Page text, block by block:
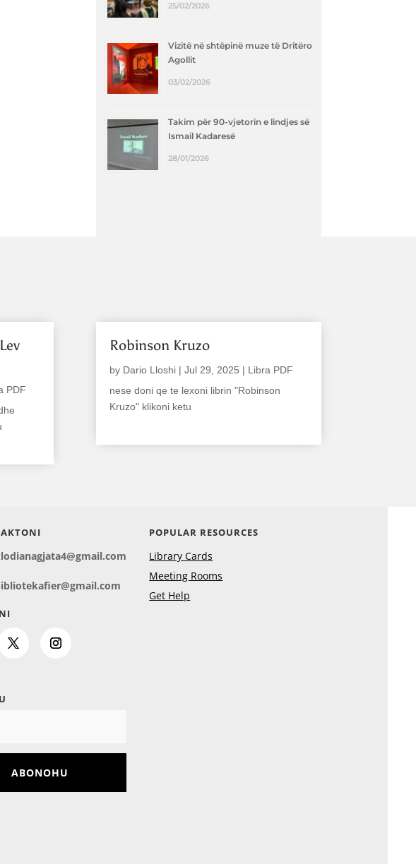
25/02/2026
Vizitë në shtëpinë muze të Dritëro
Agollit
03/02/2026
Takim për 90-vjetorin e lindjes së
Ismail Kadaresë
28/01/2026
PDF
Robinson Kruzo
by Dario Lloshi| Jul 29, 2025 | Libra PDF
nese doni qe te lexoni librin "Robinson
Kruzo" klikoni ketu
POPULAR RESOURCES
Library Cards
Meeting Rooms
Get Help
ABONOHU